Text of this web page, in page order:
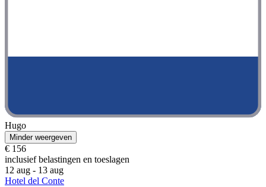
Hugo
Minder weergeven
€ 156
inclusief belastingen en toeslagen
12 aug - 13 aug
Hotel del Conte